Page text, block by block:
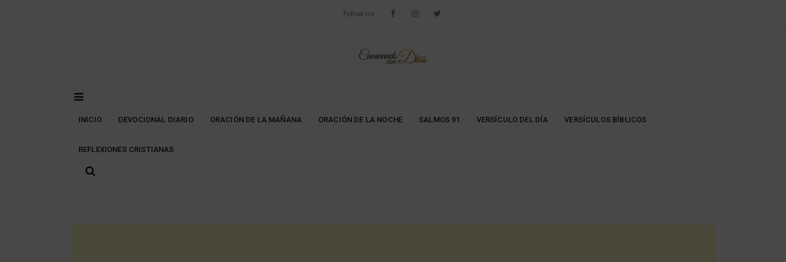
Follow Us
INICIO DEVOCIONAL DIARIO ORACIÓN DE LA MAÑANA ORACIÓN DE LA NOCHE SALMOS 91 VERSÍCULO DEL DÍA VERSÍCULOS BÍBLICOS
REFLEXIONES CRISTIANAS